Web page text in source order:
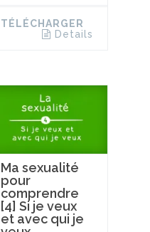
TÉLÉCHARGER
Details
Ma sexualité
pour
comprendre
[4] Si je veux
et avec qui je